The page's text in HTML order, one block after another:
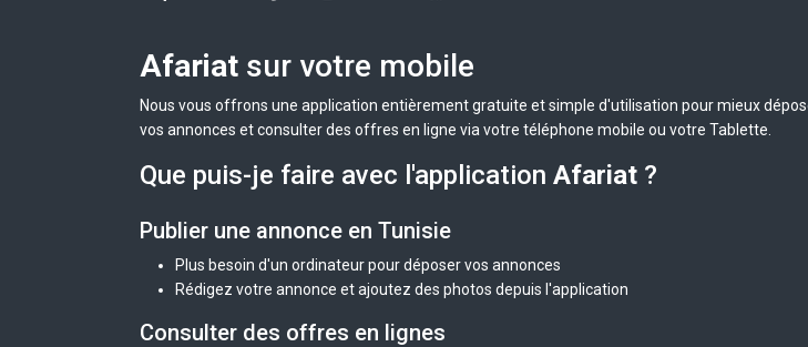
Afariat sur votre mobile
Nous vous offrons une application entièrement gratuite et simple d'utilisation pour mieux
vos annonces et consulter des offres en ligne via votre téléphone mobile ou votre Tablette.
Que puis-je faire avec l'application Afariat ?
Publier une annonce en Tunisie
Plus besoin d'un ordinateur pour déposer vos annonces
Rédigez votre annonce et ajoutez des photos depuis l'application
Consulter des offres en lignes